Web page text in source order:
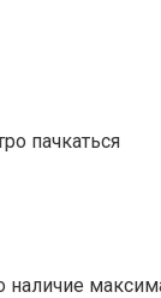
пачкаться
наличие